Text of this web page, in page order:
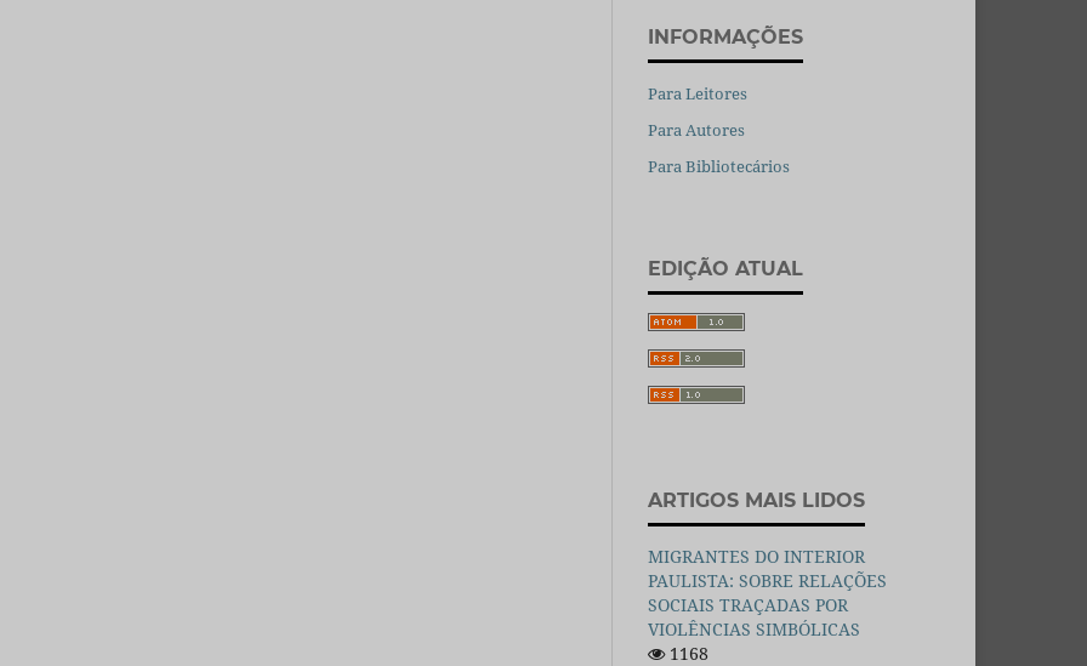
INFORMAÇÕES
Para Leitores
Para Autores
Para Bibliotecários
EDIÇÃO ATUAL
ARTIGOS MAIS LIDOS
MIGRANTES DO INTERIOR
PAULISTA: SOBRE RELAÇÕES
SOCIAIS TRAÇADAS POR
VIOLÊNCIAS SIMBÓLICAS
1168